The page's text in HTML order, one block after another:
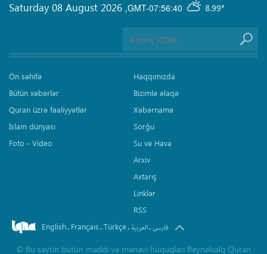
GMT-07:56:40 8.99°
Saturday 08 August 2026 ,
Ön səhifə
Bütün xəbərlər
Quran üzrə fəaliyyətlər
İslam dünyası
Foto - Video
Haqqımızda
Bizimlə əlaqə
Xəbərnamə
Sorğu
Su və Hava
Arxiv
Axtarış
Linklər
RSS
English. Français.Türkçe. العربیة.فارسی
© Bu saytın bütün maddi və mənəvi hüquqları Beynəlxalq Quran